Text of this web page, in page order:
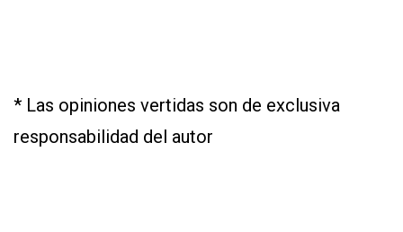
* Las opiniones vertidas son de exclusiva
responsabilidad del autor